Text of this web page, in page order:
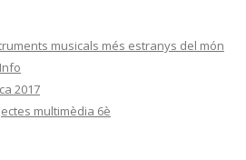
musicals més estranys del món
Info
2017
multimèdia 6è